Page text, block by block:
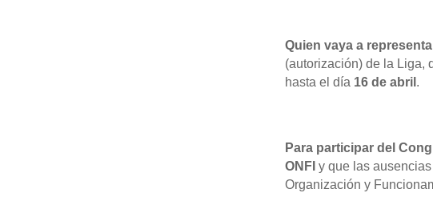
Quien vaya a
(autorización) de la Liga,
hasta el día 16 de abril .
Para participar del
ONFI y que las
Organización y